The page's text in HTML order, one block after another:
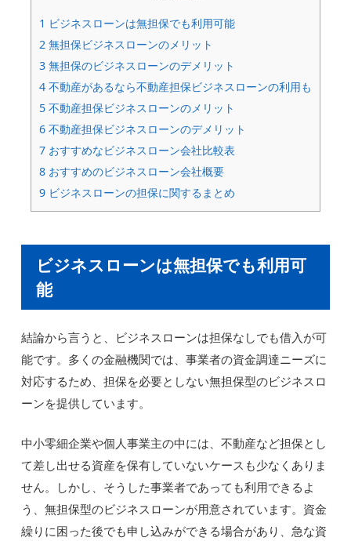
1 ビジネスローンは無担保でも利用可能
2 無担保ビジネスローンのメリット
3 無担保のビジネスローンのデメリット
4 不動産があるなら不動産担保ビジネスローンの利用も
5 不動産担保ビジネスローンのメリット
6 不動産担保ビジネスローンのデメリット
7 おすすめなビジネスローン会社比較表
8 おすすめのビジネスローン会社概要
9 ビジネスローンの担保に関するまとめ
ビジネスローンは無担保でも利用可
能
結論から言うと、ビジネスローンは担保なしでも借入が可
能です。多くの金融機関では、事業者の資金調達ニーズに
対応するため、担保を必要としない無担保型のビジネスロ
ーンを提供しています。
中小零細企業や個人事業主の中には、不動産など担保とし
て差し出せる資産を保有していないケースも少なくありま
せん。しかし、そうした事業者であっても利用できるよ
う、無担保型のビジネスローンが用意されています。資金
繰りに困った後でも申し込みができる場合があり、急な資